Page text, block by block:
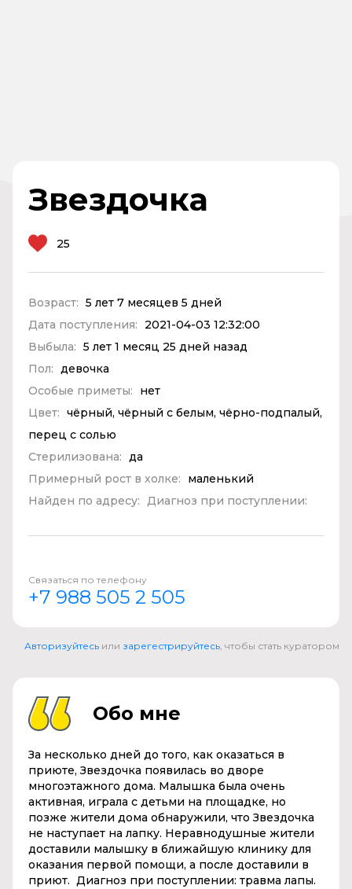
Звездочка
25
Возраст: 5 лет 7 месяцев 5 дней
Дата поступления:
2021-04-03 12:32:00
Выбыла: 5 лет 1 месяц 25 дней назад
Пол: девочка
Особые приметы:
нет
Цвет: чёрный, чёрный с белым, чёрно-подпалый,
перец с солью
Стерилизована: да
Примерный рост в холке:
маленький
Найден по адресу: Диагноз при поступлении:
Связаться по телефону
+7 988 505 2 505
Авторизуйтесь или зарегестрируйтесь, чтобы стать куратором
Обо мне
За несколько дней до того, как оказаться в
приюте, Звездочка появилась во дворе
многоэтажного дома. Малышка была очень
активная, играла с детьми на площадке, но
позже жители дома обнаружили, что Звездочка
не наступает на лапку. Неравнодушные жители
доставили малышку в ближайшую клинику для
оказания первой помощи, а после доставили в
приют. Диагноз при поступлении: травма лапы.